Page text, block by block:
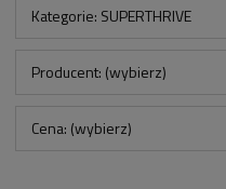
Kategorie: SUPERTHRIVE
Producent: (wybierz)
Cena: (wybierz)